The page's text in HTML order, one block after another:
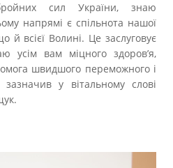
сил України, знаю
напрямі є спільнота нашої
й всієї Волині. Це заслуговує
усім вам міцного здоров’я,
швидшого переможного і
у вітальному слові